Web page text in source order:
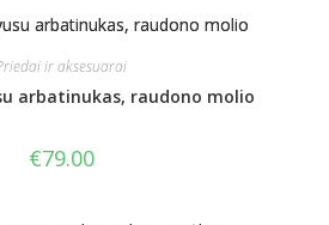
ir aksesuarai
arbatinukas, raudono molio
€79.00